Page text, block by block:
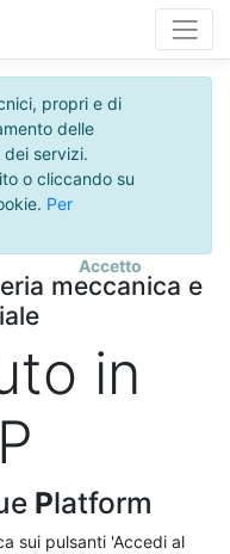
propri e di
delle
servizi.
o cliccando su
Per
Accetto
meccanica e
in
Platform
sui pulsanti 'Accedi al